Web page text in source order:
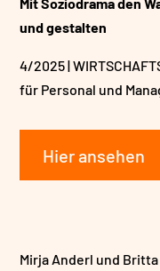
und gestalten
4/2025 |
für Personal und
Hier ansehen
Mirja Anderl und